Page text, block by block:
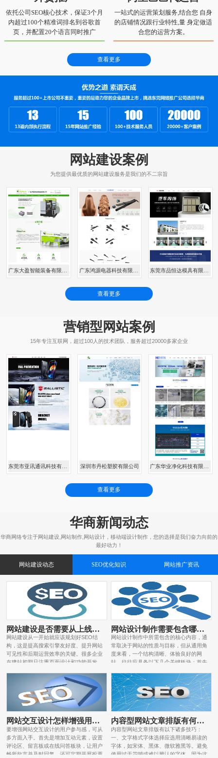
依托公司SEO核心技术，保证3个月
内超过100个精准词排名到谷歌首
页，并配置20个语言同时推广
一站式的运营策划服务,结合您 自身
的店铺情况跟行业特性,量 身定做适
合您的运营方案。
查看更多
网站建设案例
为您提供最优质的网站建设服务是我们的不二宗旨
查看更多
营销型网站案例
15年专注互联网，超过100人的技术团队，服务超过20000多家企业
东莞市亚讯通讯科技有限公司 深圳市丹松塑胶有限公司
查看更多
华商新闻动态
华商网络专注于网站建设,网站制作,网站设计，移动端设计制作，您的选择是我们奋力向前的
最好动力！
网站建设动态 SEO优化知识 网站推广资讯
网站建设是否需要从上线之初就做好SEO结构？
网站建设从一开始就应该规划好SEO结
构，这是提高搜索引擎友好度、提升网站
可见性和后期运营效率的关键。很多企业
在建站初期只注重页面设计和功能开发，
发现诸多不利于优化的问题，再去返工修
改不仅成本高，还容易影响...
网站设计制作需要包含哪些核心内容？
网站设计制作中所需包含的核心内容，通
常取决于网站的性质与目标，但从通用角
度来看，一个结构清晰、体验良好的网
站，往往应具备以下几个关键板块：首先
也是品牌形象的核心展示位。首页应具备
清晰的导航结构、突出的核心...
网站交互设计怎样增强用户参与感
要增强网站交互设计的用户参与感，可从
多方面入手。首先是增加互动元素，设置
评论区、留言板或在线问答板块，让用户
畅所欲言并及时回复，还可定期开展投票
内容型网站文章排版有何技巧可寻？
内容型网站文章排版有以下诸多技巧：
一、文字格式字体选择应选用清晰易读的
字体，如宋体、黑体、微软雅黑等。避免
使用过于花哨或难以辨认的字体，因为这